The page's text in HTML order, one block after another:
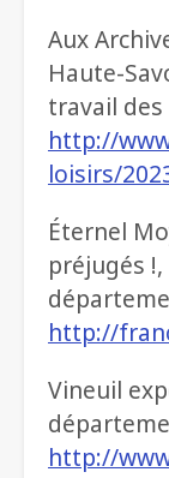
Aux
Haute-
travail des
http://
loisirs/
Éternel
préjugés
http://
Vineuil
http://